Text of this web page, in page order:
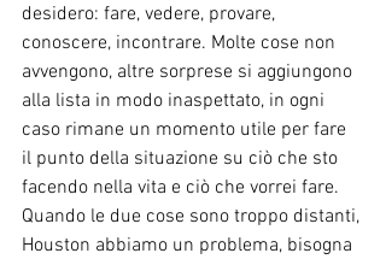
desidero: fare, vedere, provare,
conoscere, incontrare. Molte cose non
avvengono, altre sorprese si aggiungono
alla lista in modo inaspettato, in ogni
caso rimane un momento utile per fare
il punto della situazione su ciò che sto
facendo nella vita e ciò che vorrei fare.
Quando le due cose sono troppo distanti,
Houston abbiamo un problema, bisogna